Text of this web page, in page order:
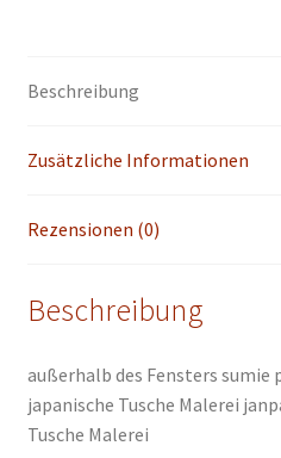
Wohn
Wand
Menge
Beschreibung
Zusätzliche Informationen
Rezensionen (0)
Beschreibung
außerhalb des Fensters sumie
japanische Tusche Malerei
Tusche Malerei